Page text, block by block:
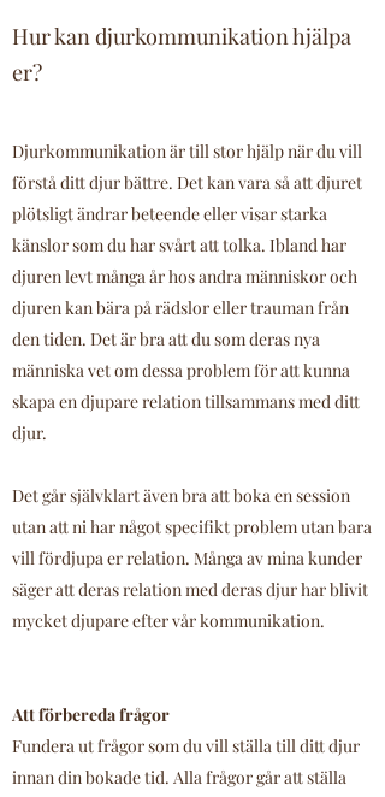
Hur kan djurkommunikation hjälpa
er?
Djurkommunikation är till stor hjälp när du vill
förstå ditt djur bättre. Det kan vara så att djuret
plötsligt ändrar beteende eller visar starka
känslor som du har svårt att tolka. Ibland har
djuren levt många år hos andra människor och
djuren kan bära på rädslor eller trauman från
den tiden. Det är bra att du som deras nya
människa vet om dessa problem för att kunna
skapa en djupare relation tillsammans med ditt
djur.
Det går självklart även bra att boka en session
utan att ni har något specifikt problem utan bara
vill fördjupa er relation. Många av mina kunder
säger att deras relation med deras djur har blivit
mycket djupare efter vår kommunikation.
Att förbereda frågor
Fundera ut frågor som du vill ställa till ditt djur
innan din bokade tid. Alla frågor går att ställa